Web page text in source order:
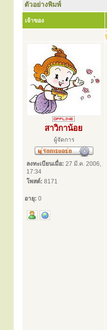
ตัวอย่างพิมพ์
เจ้าของ
สาวิกาน้อย
ผู้จัดการ
ลงทะเบียนเมื่อ: 27 มี.ค. 2006,
17:34
โพสต์: 8171
อายุ: 0